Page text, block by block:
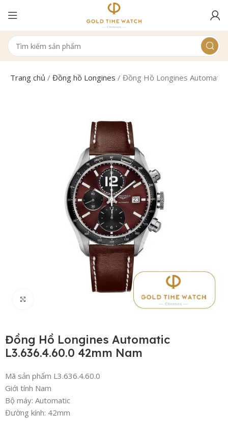
Trang chủ /Đồng hồ Longines /Đồng Hồ Longines Automatic
Đồng Hồ Longines Automatic
L3.636.4.60.0 42mm Nam
Mã sản phẩm L3.636.4.60.0
Giới tính Nam
Bộ máy: Automatic
Đường kính: 42mm